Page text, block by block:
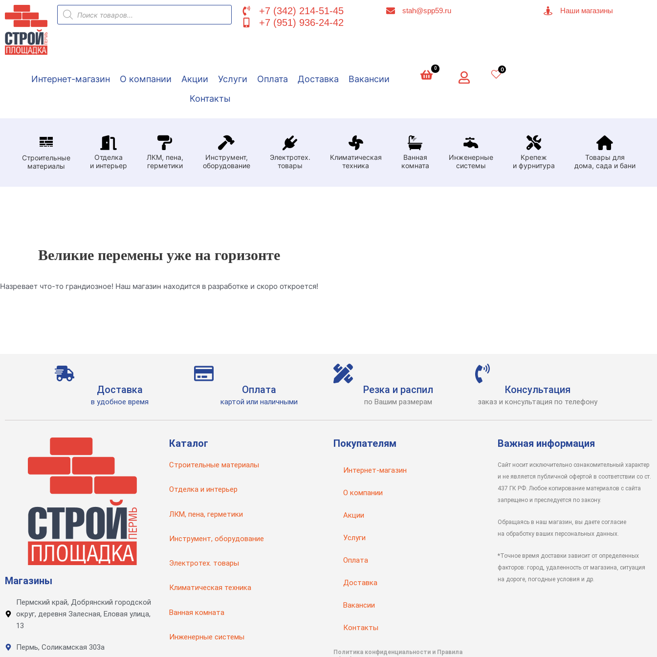
Перейти
содержимому
Поиск
товаров
+7 (342) 214-51-45
+7 (951) 936-24-42
stah@spp59.ru Наши магазины
Интернет-магазин О компании Акции Услуги Оплата Доставка
Вакансии
Контакты
0 0
Строительные
материалы
Отделка
и интерьер
ЛКМ, пена,
герметики
Инструмент,
оборудование
Электротех.
товары
Климатическая
техника
Ванная
комната
Инженерные
системы
Крепеж
и фурнитура
Товары для
дома, сада и бани
Великие перемены уже на горизонте
Назревает что-то грандиозное! Наш магазин находится в разработке и скоро откроется!
Доставка
в удобное время
Оплата
картой или наличными
Резка и распил
по Вашим размерам
Консультация
заказ и консультация по телефону
Магазины
Пермский край, Добрянский городской
округ, деревня Залесная, Еловая улица,
13
Пермь, Соликамская 303а
Каталог
Строительные материалы
Отделка и интерьер
ЛКМ, пена, герметики
Инструмент, оборудование
Электротех. товары
Климатическая техника
Ванная комната
Инженерные системы
Покупателям
Интернет-магазин
О компании
Акции
Услуги
Оплата
Доставка
Вакансии
Контакты
Политика конфиденциальности и Правила
Важная информация
Сайт носит исключительно ознакомительный характер
и не является публичной офертой в соответствии со ст.
437 ГК РФ. Любое копирование материалов с сайта
запрещено и преследуется по закону.
Обращаясь в наш магазин, вы даете согласие
на обработку ваших персональных данных.
*Точное время доставки зависит от определенных
факторов: город, удаленность от магазина, ситуация
на дороге, погодные условия и др.